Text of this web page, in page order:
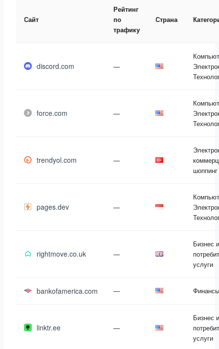
Сайт
Рейтинг
по
трафику
Страна
discord.com —
force.com —
trendyol.com —
шоппинг
pages.dev —
rightmove.co.uk —
Бизнес и
услуги
bankofamerica.com — Финансы
linktr.ee —
Бизнес и
услуги